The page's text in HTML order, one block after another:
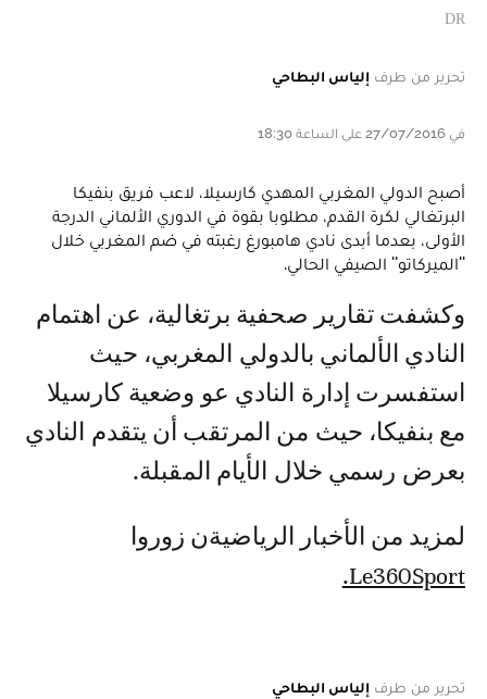
DR
تحرير من طرف إلياس البطاحي
في 27/07/2016 على الساعة 18:30
أصبح الدولي المغربي المهدي كارسيلا، لاعب فريق بنفيكا
البرتغالي لكرة القدم، مطلوبا بقوة في الدوري الألماني الدرجة
الأولى، بعدما أبدى نادي هامبورغ رغبته في ضم المغربي خلال
''الميركاتو'' الصيفي الحالي.
وكشفت تقارير صحفية برتغالية، عن اهتمام
النادي الألماني بالدولي المغربي، حيث
استفسرت إدارة النادي عو وضعية كارسيلا
مع بنفيكا، حيث من المرتقب أن يتقدم النادي
بعرض رسمي خلال الأيام المقبلة.
لمزيد من الأخبار الرياضيةن زوروا
Le360Sport.
تحرير من طرف إلياس البطاحي